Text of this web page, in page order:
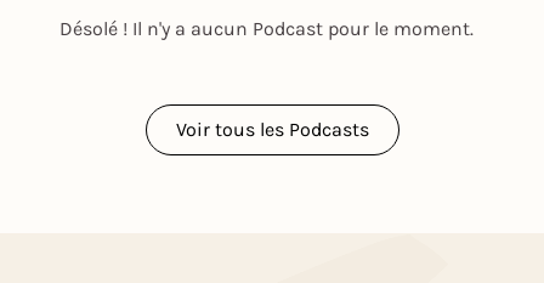
Désolé ! Il n'y a aucun Podcast pour le moment.
Voir tous les Podcasts